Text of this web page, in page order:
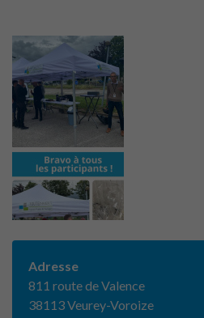
Adresse
811 route de Valence
38113 Veurey-Voroize